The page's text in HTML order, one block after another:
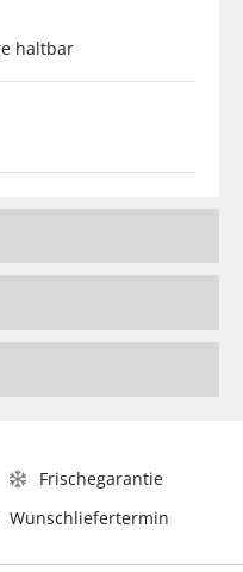
haltbar
Frischegarantie
Wunschliefertermin